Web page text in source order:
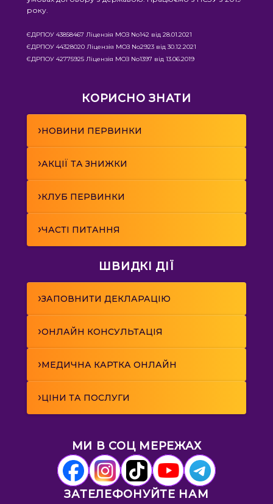
року.
ЄДРПОУ 43858467 Ліцензія МОЗ No142 від 28.01.2021
ЄДРПОУ 44328020 Ліцензія МОЗ No2923 від 30.12.2021
ЄДРПОУ 42775925 Ліцензія МОЗ No1397 від 13.06.2019
КОРИСНО ЗНАТИ
›НОВИНИ ПЕРВИНКИ
›АКЦІЇ ТА ЗНИЖКИ
›КЛУБ ПЕРВИНКИ
›ЧАСТІ ПИТАННЯ
ШВИДКІ ДІЇ
›ЗАПОВНИТИ ДЕКЛАРАЦІЮ
›ОНЛАЙН КОНСУЛЬТАЦІЯ
›МЕДИЧНА КАРТКА ОНЛАЙН
›ЦІНИ ТА ПОСЛУГИ
МИ В СОЦ МЕРЕЖАХ
ЗАТЕЛЕФОНУЙТЕ НАМ